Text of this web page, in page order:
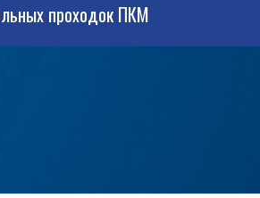
проходок ПКМ